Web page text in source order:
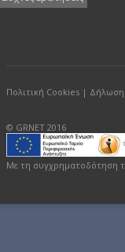
Πολιτική Cookies | Δήλωση
© GRNET 2016
Με τη συγχρηματοδότηση